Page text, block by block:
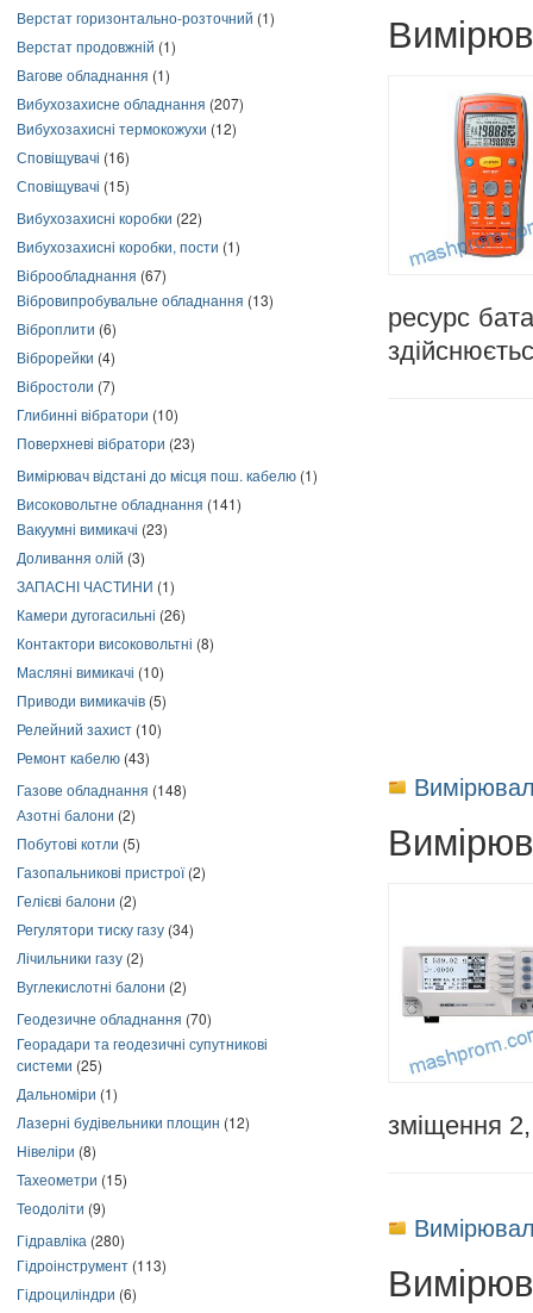
Верстат горизонтально-розточний (1)
Верстат продовжній (1)
Вагове обладнання (1)
Вибухозахисне обладнання (207)
Вибухозахисні термокожухи (12)
Сповіщувачі (16)
Сповіщувачі (15)
Вибухозахисні коробки (22)
Вибухозахисні коробки, пости (1)
Віброобладнання (67)
Вібровипробувальне обладнання (13)
Віброплити (6)
Віброрейки (4)
Вібростоли (7)
Глибинні вібратори (10)
Поверхневі вібратори (23)
Вимірювач відстані до місця пош. кабелю (1)
Високовольтне обладнання (141)
Вакуумні вимикачі (23)
Доливання олій (3)
ЗАПАСНІ ЧАСТИНИ (1)
Камери дугогасильні (26)
Контактори високовольтні (8)
Масляні вимикачі (10)
Приводи вимикачів (5)
Релейний захист (10)
Ремонт кабелю (43)
Газове обладнання (148)
Азотні балони (2)
Побутові котли (5)
Газопальникові пристрої(2)
Гелієві балони (2)
Регулятори тиску газу (34)
Лічильники газу (2)
Вуглекислотні балони (2)
Геодезичне обладнання (70)
Георадари та геодезичні супутникові
системи (25)
Дальноміри (1)
Лазерні будівельники площин (12)
Нівеліри (8)
Тахеометри (15)
Теодоліти (9)
Гідравліка (280)
Гідроінструмент (113)
Гідроциліндри (6)
ресурс
зміщення